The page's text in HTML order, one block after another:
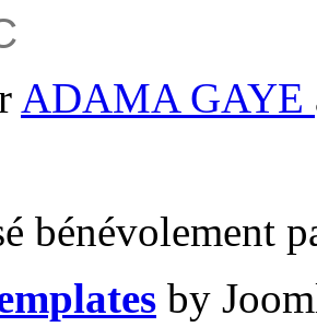
ADAMA GAYE
bénévolement
by